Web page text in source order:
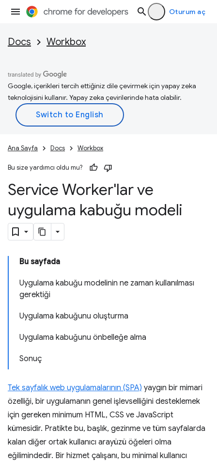
Oturum aç
Docs Workbox
Google, içerikleri tercih ettiğiniz dile çevirmek için yapay zeka
teknolojisini kullanır. Yapay zeka çevirilerinde hata olabilir.
Ana Sayfa Docs Workbox
Bu size yardımcı oldu mu?
Service Worker'lar ve
uygulama kabuğu modeli
Bu sayfada
Uygulama kabuğu modelinin ne zaman kullanılması
gerektiği
Uygulama kabuğunu oluşturma
Uygulama kabuğunu önbelleğe alma
Sonuç
Tek sayfalık web uygulamalarının (SPA) yaygın bir mimari
özelliği, bir uygulamanın genel işlevselliğini desteklemek
için gereken minimum HTML, CSS ve JavaScript
kümesidir. Pratikte bu, başlık, gezinme ve tüm sayfalarda
kalan diğer ortak kullanıcı arayüzü öğeleri olma
eğilimindedir. Bir hizmet çalışanı, bu minimal kullanıcı